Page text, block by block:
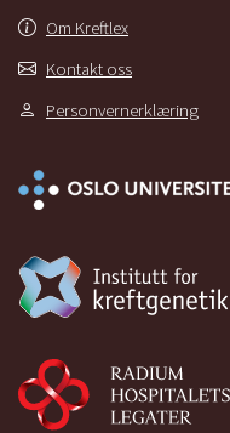
Om Kreftlex
Kontakt oss
Personvernerklæring